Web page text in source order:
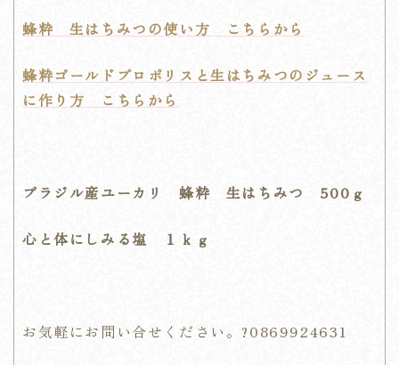
蜂粋 生はちみつの使い方 こちらから
蜂粋ゴールドプロポリスと生はちみつのジュース
に作り方 こちらから
ブラジル産ユーカリ 蜂粋 生はちみつ 500ｇ
心と体にしみる塩 １ｋｇ
お気軽にお問い合せください。?0869924631